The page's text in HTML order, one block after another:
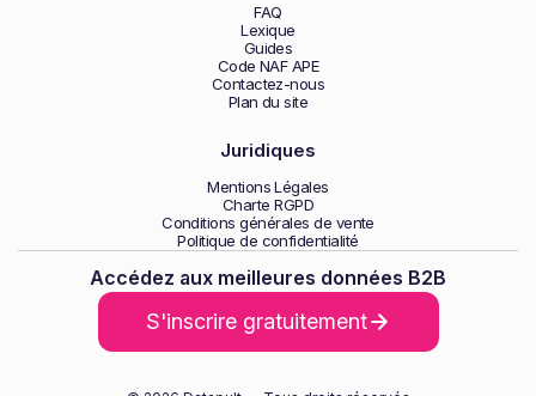
FAQ
Lexique
Guides
Code NAF APE
Contactez-nous
Plan du site
Juridiques
Mentions Légales
Charte RGPD
Conditions générales de vente
Politique de confidentialité
Accédez aux meilleures données B2B
S'inscrire gratuitement